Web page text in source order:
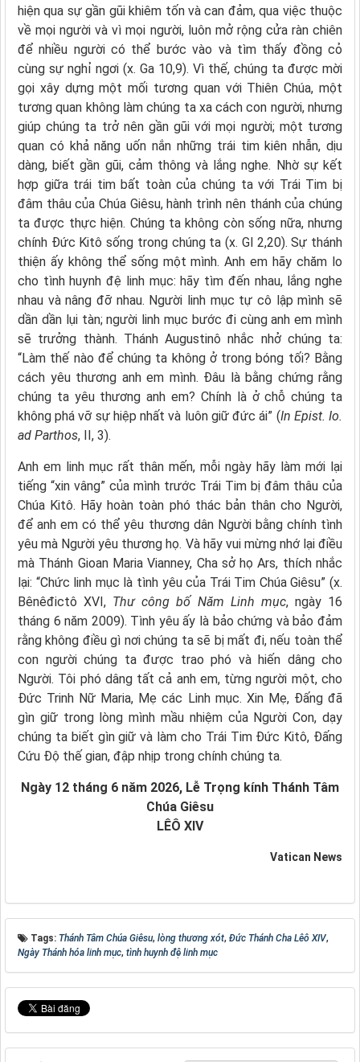
hiện qua sự gần gũi khiêm tốn và can đảm, qua việc thuộc
về mọi người và vì mọi người, luôn mở rộng cửa ràn chiên
để nhiều người có thể bước vào và tìm thấy đồng cỏ
cùng sự nghỉ ngơi (x. Ga 10,9). Vì thế, chúng ta được mời
gọi xây dựng một mối tương quan với Thiên Chúa, một
tương quan không làm chúng ta xa cách con người, nhưng
giúp chúng ta trở nên gần gũi với mọi người; một tương
quan có khả năng uốn nắn những trái tim kiên nhẫn, dịu
dàng, biết gần gũi, cảm thông và lắng nghe. Nhờ sự kết
hợp giữa trái tim bất toàn của chúng ta với Trái Tim bị
đâm thâu của Chúa Giêsu, hành trình nên thánh của chúng
ta được thực hiện. Chúng ta không còn sống nữa, nhưng
chính Đức Kitô sống trong chúng ta (x. Gl 2,20). Sự thánh
thiện ấy không thể sống một mình. Anh em hãy chăm lo
cho tình huynh đệ linh mục: hãy tìm đến nhau, lắng nghe
nhau và nâng đỡ nhau. Người linh mục tự cô lập mình sẽ
dần dần lụi tàn; người linh mục bước đi cùng anh em mình
sẽ trưởng thành. Thánh Augustinô nhắc nhở chúng ta:
“Làm thế nào để chúng ta không ở trong bóng tối? Bằng
cách yêu thương anh em mình. Đâu là bằng chứng rằng
chúng ta yêu thương anh em? Chính là ở chỗ chúng ta
không phá vỡ sự hiệp nhất và luôn giữ đức ái” (In Epist. Io.
ad Parthos, II, 3).
Anh em linh mục rất thân mến, mỗi ngày hãy làm mới lại
tiếng “xin vâng” của mình trước Trái Tim bị đâm thâu của
Chúa Kitô. Hãy hoàn toàn phó thác bản thân cho Người,
để anh em có thể yêu thương dân Người bằng chính tình
yêu mà Người yêu thương họ. Và hãy vui mừng nhớ lại điều
mà Thánh Gioan Maria Vianney, Cha sở họ Ars, thích nhắc
lại: “Chức linh mục là tình yêu của Trái Tim Chúa Giêsu” (x.
Bênêđictô XVI, Thư công bố Năm Linh mục, ngày 16
tháng 6 năm 2009). Tình yêu ấy là bảo chứng và bảo đảm
rằng không điều gì nơi chúng ta sẽ bị mất đi, nếu toàn thể
con người chúng ta được trao phó và hiến dâng cho
Người. Tôi phó dâng tất cả anh em, từng người một, cho
Đức Trinh Nữ Maria, Mẹ các Linh mục. Xin Mẹ, Đấng đã
gìn giữ trong lòng mình mầu nhiệm của Người Con, dạy
chúng ta biết gìn giữ và làm cho Trái Tim Đức Kitô, Đấng
Cứu Độ thế gian, đập nhịp trong chính chúng ta.
Ngày 12 tháng 6 năm 2026, Lễ Trọng kính Thánh Tâm
Chúa Giêsu
LÊÔ XIV
Vatican News
Tags: Thánh Tâm Chúa Giêsu, lòng thương xót, Đức Thánh Cha Lêô XIV,
Ngày Thánh hóa linh mục, tình huynh đệ linh mục